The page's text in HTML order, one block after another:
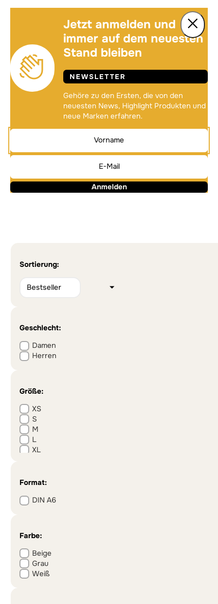
Jetzt anmelden und
immer auf dem neuesten
Stand bleiben
NEWSLETTER
Gehöre zu den Ersten, die von den
neuesten News, Highlight Produkten und
neue Marken erfahren.
Anmelden
Sortierung:
Geschlecht:
Damen
Herren
Größe:
XS
S
M
L
XL
Format:
DIN A6
Farbe:
Beige
Grau
Weiß